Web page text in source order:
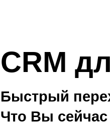
CRM
Быстрый
Что Вы сейчас